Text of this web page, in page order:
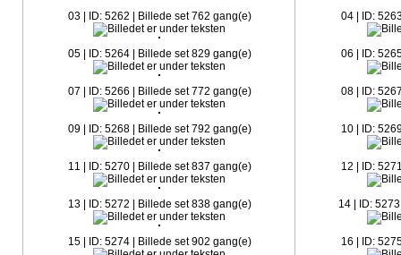
03 | ID: 5262 | Billede set 762 gang(e) 04 | ID:
05 | ID: 5264 | Billede set 829 gang(e) 06 | ID:
07 | ID: 5266 | Billede set 772 gang(e) 08 | ID:
09 | ID: 5268 | Billede set 792 gang(e) 10 | ID:
11 | ID: 5270 | Billede set 837 gang(e) 12 | ID:
13 | ID: 5272 | Billede set 838 gang(e) 14 | ID:
15 | ID: 5274 | Billede set 902 gang(e) 16 | ID: